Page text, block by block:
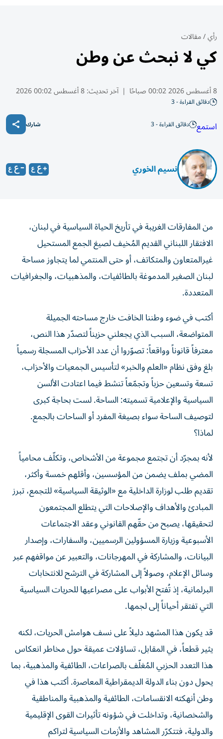
رأي/مقالات
كي لا نبحث عن وطن
8 أغسطس 2026 00:02 صباحًا | آخر تحديث:8 أغسطس 00:02 2026
دقائق القراءة - 3
استمع دقائق القراءة - 3 شارك
نسيم الخوري
من المفارقات الغريبة في تأريخ الحياة السياسية في لبنان،
الافتقار اللبناني القديم المُخيف لصيغ الجمع المستحيل
غيرالمتعاون والمتكاتف، أو حتى المنتمي لما يتجاوز مساحة
لبنان الصغير المدموغة بالطائفيات، والمذهبيات، والجغرافيات
المتعددة.
أكتب في ضوء وطننا الخافت خارج مساحته الجميلة
المتواضعة، السبب الذي يجعلني حزيناً لتصدّر هذا النص،
معترفاً قانوناً وواقعاً: تصوّروا أن عدد الأحزاب المسجلة رسمياً
بلغ وفق نظام «العلم والخبر» لتأسيس الجمعيات والأحزاب،
تسعة وتسعين حزباً وتجمّعاً تنشط فيما اعتادت الألسن
السياسية والإعلامية تسميته: الساحة. لست بحاجة كبرى
لتوصيف الساحة سواء بصيغة المفرد أو الساحات بالجمع.
لماذا؟
لأنه بمجرّد أن تجتمع مجموعة من الأشخاص، وتكلّف محامياً
المضي بملف يضمن من المؤسسين، وأقلهم خمسة وأكثر،
تقديم طلب لوزارة الداخلية مع «الوثيقة السياسية» للتجمع، تبرز
المبادئ والأهداف والإصلاحات التي يتطلع المجتمعون
لتحقيقها، يصبح من حقّهم القانوني وعقد الاجتماعات
الأسبوعية وزيارة المسؤولين الرسميين، والسفارات، وإصدار
البيانات، والمشاركة في المهرجانات، والتعبير عن مواقفهم عبر
وسائل الإعلام، وصولاً إلى المشاركة في الترشح للانتخابات
البرلمانية، إذ تُفتح الأبواب على مصراعيها للحريات السياسية
التي تفتقر أحياناً إلى لجمها.
يثير قطعاً، في المقابل، تساؤلات عميقة حول مخاطر انعكاس
هذا التعدد الحزبي المُغلّف بالصراعات، الطائفية والمذهبية، بما
يحول دون بناء الدولة الديمقراطية المعاصرة. أكتب هذا في
وطن أنهكته الانقسامات، الطائفية والمذهبية والمناطقية
والشخصانية، وتداخلت في شؤونه تأثيرات القوى الإقليمية
والدولية، فتتكرّر المشاهد والأزمات السياسية لتراكم